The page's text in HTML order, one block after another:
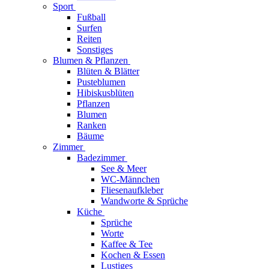
Sport
Fußball
Surfen
Reiten
Sonstiges
Blumen & Pflanzen
Blüten & Blätter
Pusteblumen
Hibiskusblüten
Pflanzen
Blumen
Ranken
Bäume
Zimmer
Badezimmer
See & Meer
WC-Männchen
Fliesenaufkleber
Wandworte & Sprüche
Küche
Sprüche
Worte
Kaffee & Tee
Kochen & Essen
Lustiges